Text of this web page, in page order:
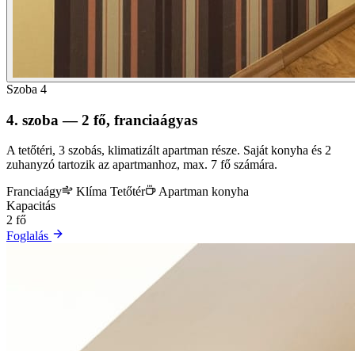
Szoba 4
4. szoba — 2 fő, franciaágyas
A tetőtéri, 3 szobás, klimatizált apartman része. Saját konyha és 2
zuhanyzó tartozik az apartmanhoz, max. 7 fő számára.
Franciaágy
Klíma Tetőtér
Apartman konyha
Kapacitás
2 fő
Foglalás